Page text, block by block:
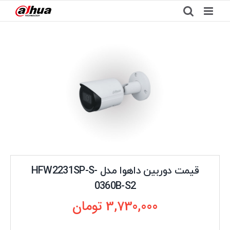
to
قیمت دوربین داهوا مدل HFW2231SP-S-
0360B-S2
3,730,000 تومان